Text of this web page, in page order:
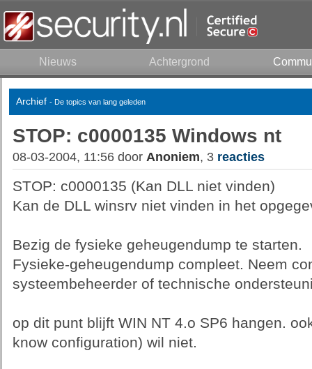
Nieuws Achtergrond
Archief - De topics van lang geleden
STOP: c0000135 Windows nt
08-03-2004, 11:56 door Anoniem, 3 reacties
STOP: c0000135 (Kan DLL niet vinden)
Kan de DLL winsrv niet vinden in het
Bezig de fysieke geheugendump te starten.
Fysieke-geheugendump compleet. Neem
systeembeheerder of technische
op dit punt blijft WIN NT 4.o SP6 hangen.
know configuration) wil niet.